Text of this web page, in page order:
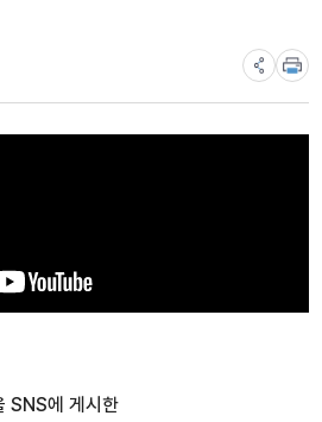
SNS에 게시한